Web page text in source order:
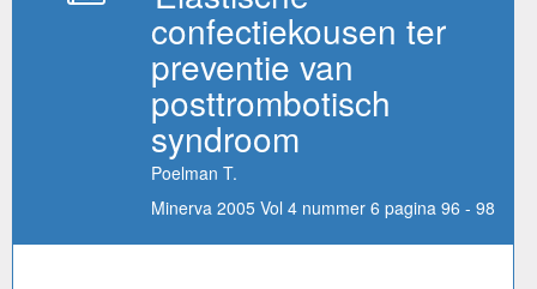
confectiekousen ter
preventie van
posttrombotisch
syndroom
Poelman T.
Minerva 2005 Vol 4 nummer 6 pagina 96 - 98